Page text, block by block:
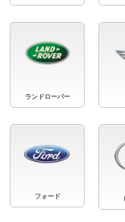
ランドローバー
フォード